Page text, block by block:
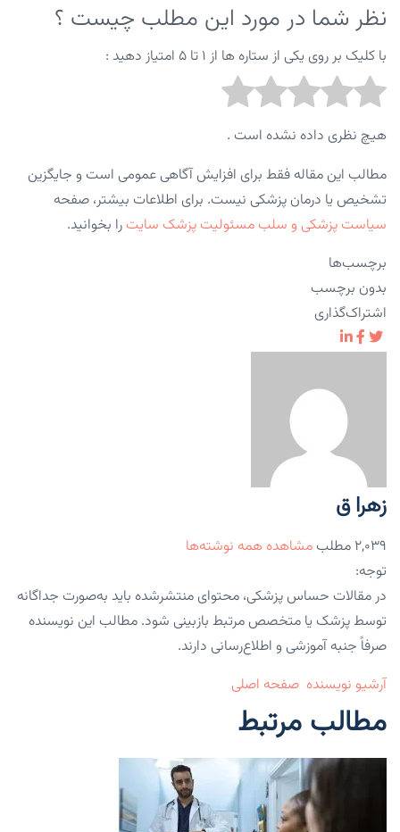
نظر شما در مورد این مطلب چیست ؟
با کلیک بر روی یکی از ستاره ها از ۱ تا ۵ امتیاز دهید :
هیچ نظری داده نشده است .
مطالب این مقاله فقط برای افزایش آگاهی عمومی است و جایگزین
تشخیص یا درمان پزشکی نیست. برای اطلاعات بیشتر، صفحه
سیاست پزشکی و سلب مسئولیت پزشک سایت را بخوانید.
برچسب‌ها
بدون برچسب
اشتراک‌گذاری
زهرا ق
۲,۰۳۹ مطلب
مشاهده همه نوشته‌ها
توجه:
در مقالات حساس پزشکی، محتوای منتشرشده باید به‌صورت جداگانه
توسط پزشک یا متخصص مرتبط بازبینی شود. مطالب این نویسنده
صرفاً جنبه آموزشی و اطلاع‌رسانی دارند.
آرشیو نویسنده صفحه اصلی
مطالب مرتبط